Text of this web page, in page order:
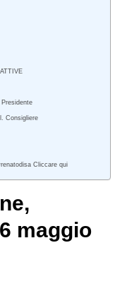
Consigliere
Cliccare qui
maggio